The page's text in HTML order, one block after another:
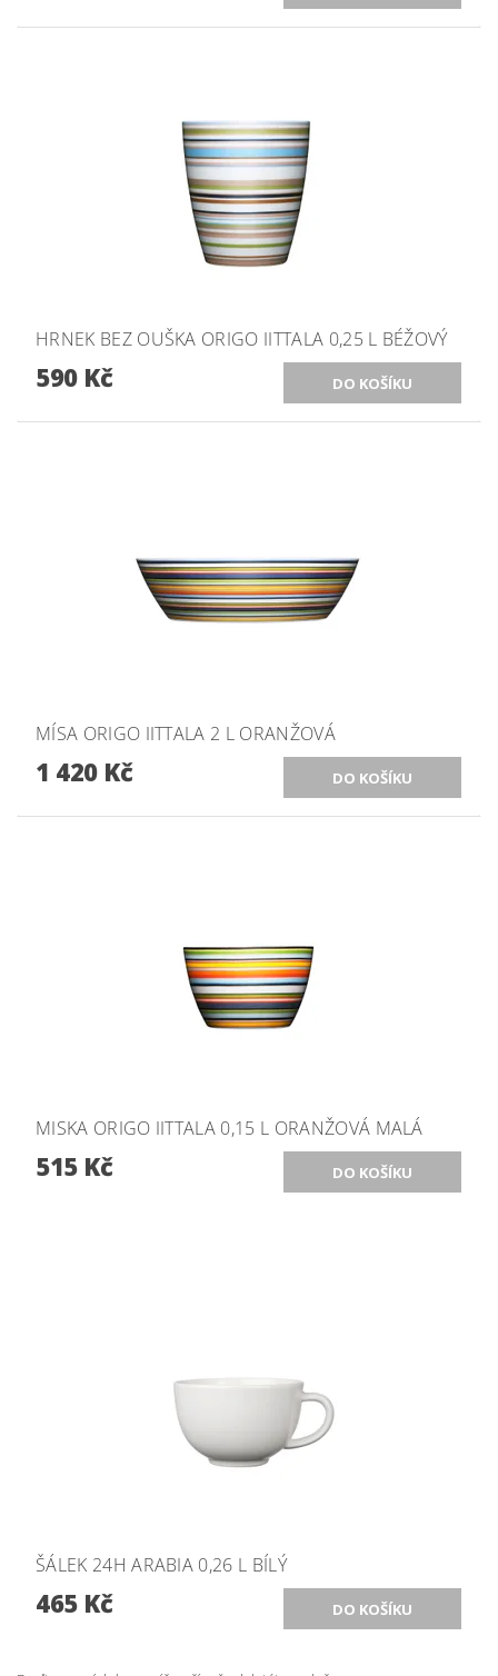
HRNEK BEZ OUŠKA ORIGO IITTALA 0,25 L BÉŽOVÝ
590 Kč
MÍSA ORIGO IITTALA 2 L ORANŽOVÁ
1 420 Kč
MISKA ORIGO IITTALA 0,15 L ORANŽOVÁ MALÁ
515 Kč
ŠÁLEK 24H ARABIA 0,26 L BÍLÝ
465 Kč